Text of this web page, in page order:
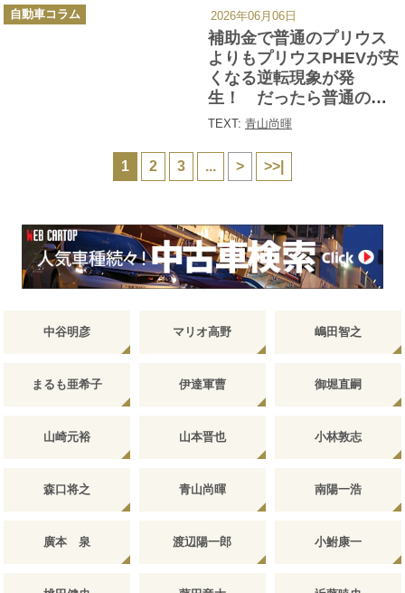
補助金で普通のプリウス
よりもプリウスPHEVが安
くなる逆転現象が発
生！ だったら普通のプ
リウスって買う意味あ
TEXT: 青山尚暉
カ
テ
自動車コラム 2026年06月06日
1 2 3 ... > >>|
中谷明彦 マリオ高野 嶋田智之
まるも亜希子 伊達軍曹 御堀直嗣
山崎元裕 山本晋也 小林敦志
森口将之 青山尚暉 南陽一浩
廣本 泉 渡辺陽一郎 小鮒康一